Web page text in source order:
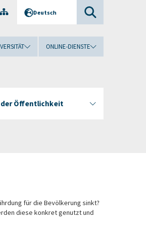
Deutsch
ONLINE-DIENSTE
der Öffentlichkeit
für die Bevölkerung sinkt?
diese konkret genutzt und